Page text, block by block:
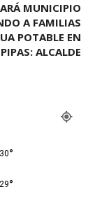
MUNICIPIO
A FAMILIAS
POTABLE EN
PIPAS: ALCALDE
30°
29°